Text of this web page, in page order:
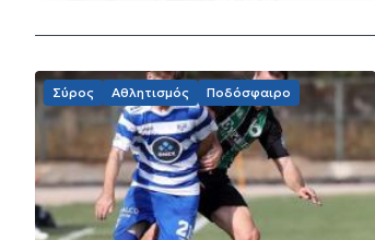
Σύρος Αθλητισμός Ποδόσφαιρο